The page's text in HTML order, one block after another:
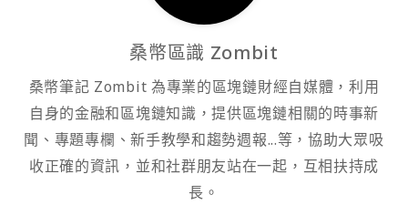
桑幣區識 Zombit
桑幣筆記 Zombit 為專業的區塊鏈財經自媒體，利用
自身的金融和區塊鏈知識，提供區塊鏈相關的時事新
聞、專題專欄、新手教學和趨勢週報...等，協助大眾吸
收正確的資訊，並和社群朋友站在一起，互相扶持成
長。